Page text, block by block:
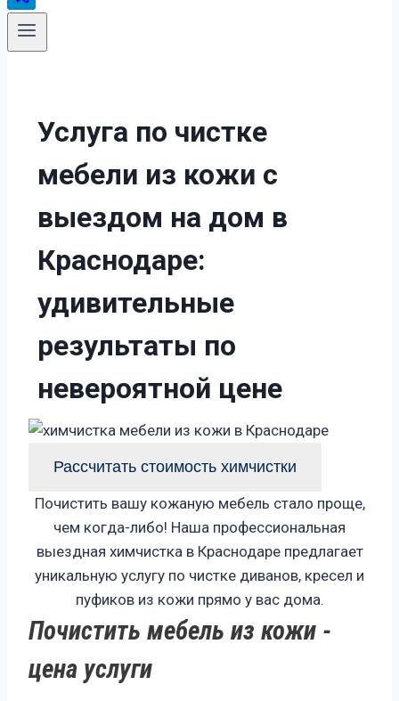
Услуга по чистке
мебели из кожи с
выездом на дом в
Краснодаре:
удивительные
результаты по
невероятной цене
Рассчитать стоимость химчистки
Почистить вашу кожаную мебель стало проще,
чем когда-либо! Наша профессиональная
выездная химчистка в Краснодаре предлагает
уникальную услугу по чистке диванов, кресел и
пуфиков из кожи прямо у вас дома.
Почистить мебель из кожи -
цена услуги